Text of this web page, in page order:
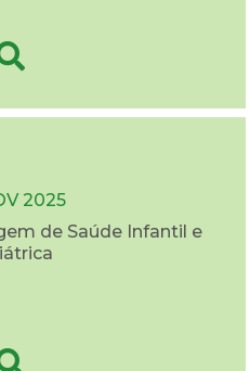
2025
de Saúde Infantil e